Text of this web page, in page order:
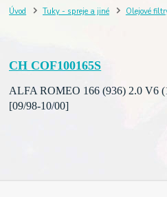
Úvod Tuky - spreje a jiné Olejové
CH COF100165S
ALFA ROMEO 166 (936) 2.0 V6
[09/98-10/00]